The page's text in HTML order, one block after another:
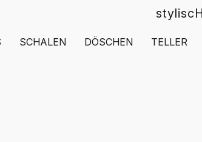
SCHALEN DÖSCHEN TELLER